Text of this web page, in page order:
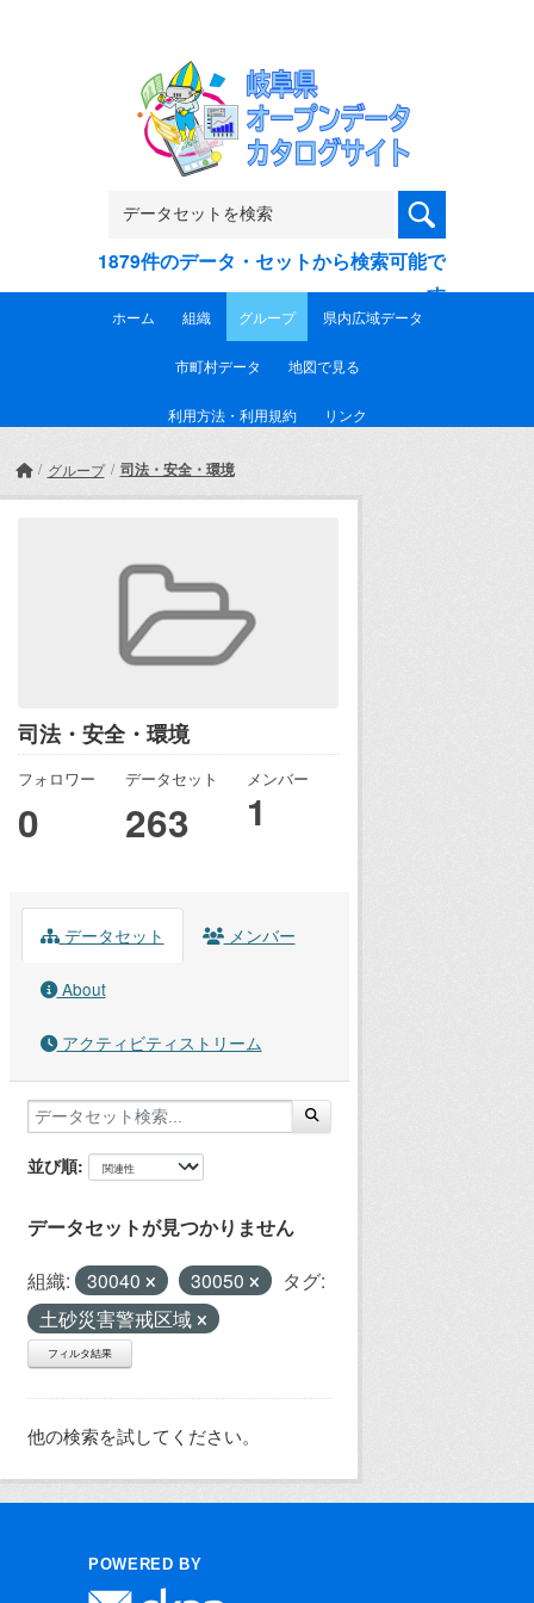
1879件のデータ・セットから検索可能で
す
ホーム 組織 グループ 県内広域データ
市町村データ 地図で見る
利用方法・利用規約 リンク
グループ 司法・安全・環境
司法・安全・環境
フォロワー
0
データセット
263
メンバー
1
データセット メンバー
About
アクティビティストリーム
並び順
データセットが見つかりません
組織: 30040 30050
タグ:
土砂災害警戒区域
フィルタ結果
他の検索を試してください。
POWERED BY